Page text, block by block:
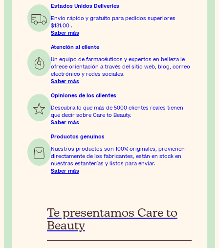
Estados Unidos Deliveries
Envío rápido y gratuito para pedidos superiores
$131.00 .
Saber más
Atención al cliente
Un equipo de farmacéuticos y expertos en belleza le
ofrece orientación a través del sitio web, blog, correo
electrónico y redes sociales.
Saber más
Opiniones de los clientes
Descubra lo que más de 5000 clientes reales tienen
que decir sobre Care to Beauty.
Saber más
Productos genuinos
Nuestros productos son 100% originales, provienen
directamente de los fabricantes, están en stock en
nuestras estanterías y listos para enviar.
Saber más
Te presentamos Care to
Beauty